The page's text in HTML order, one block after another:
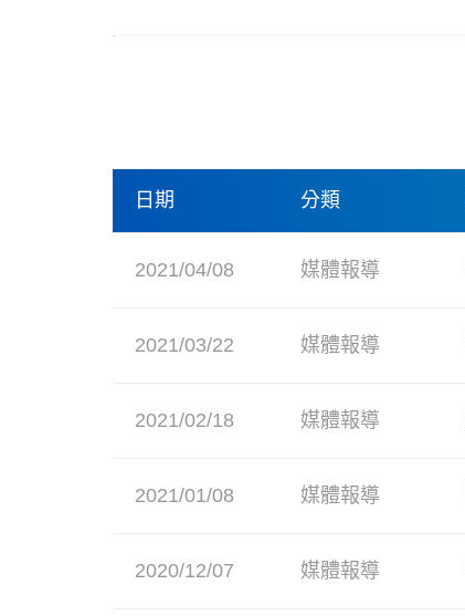
日期 分類
2021/04/08 媒體報導
2021/03/22 媒體報導
2021/02/18 媒體報導
2021/01/08 媒體報導
2020/12/07 媒體報導